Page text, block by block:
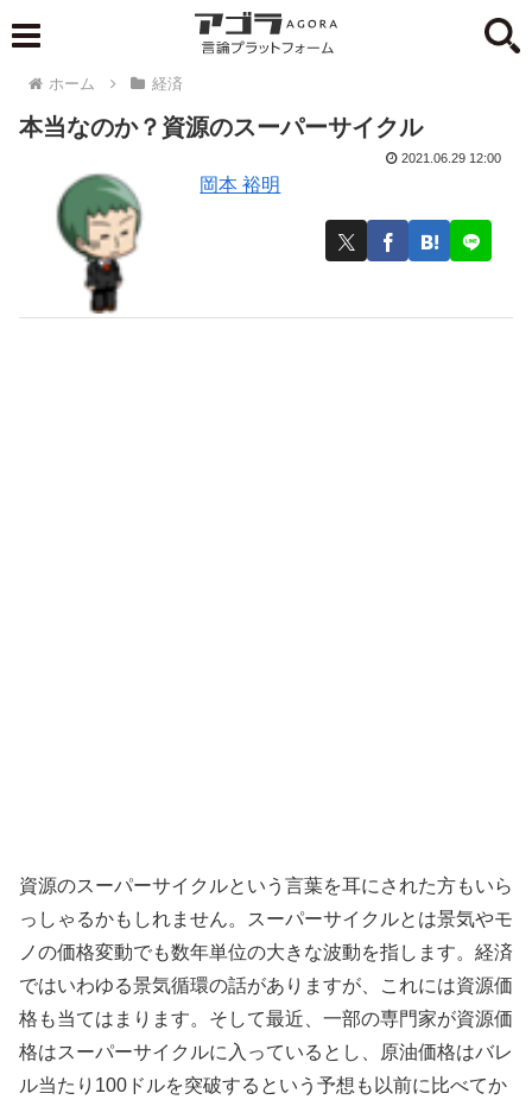
ホーム 経済
本当なのか？資源のスーパーサイクル
岡本 裕明
2021.06.29 12:00
資源のスーパーサイクルという言葉を耳にされた方もいら
っしゃるかもしれません。スーパーサイクルとは景気やモ
ノの価格変動でも数年単位の大きな波動を指します。経済
ではいわゆる景気循環の話がありますが、これには資源価
格も当てはまります。そして最近、一部の専門家が資源価
格はスーパーサイクルに入っているとし、原油価格はバレ
ル当たり100ドルを突破するという予想も以前に比べてか